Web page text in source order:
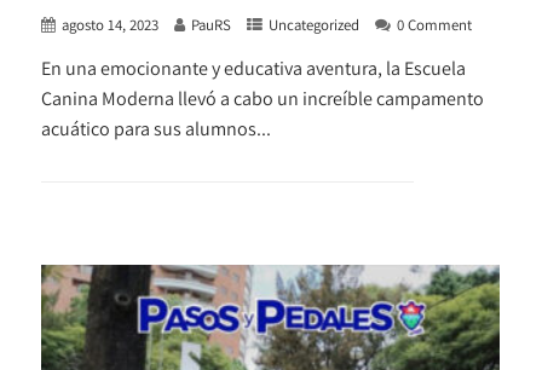
agosto 14, 2023 PauRS Uncategorized 0 Comment
En una emocionante y educativa aventura, la Escuela
Canina Moderna llevó a cabo un increíble campamento
acuático para sus alumnos...